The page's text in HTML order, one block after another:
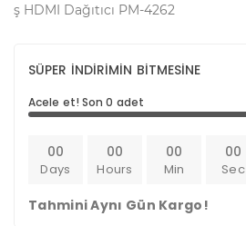
ş HDMI Dağıtıcı PM-4262
SÜPER İNDİRİMİN BİTMESİNE
Acele et! Son 0 adet
00
Days
00
Hours
00
Min
00
Sec
Tahmini Aynı Gün Kargo!